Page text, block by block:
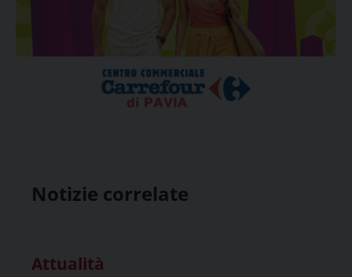
Notizie correlate
Attualità